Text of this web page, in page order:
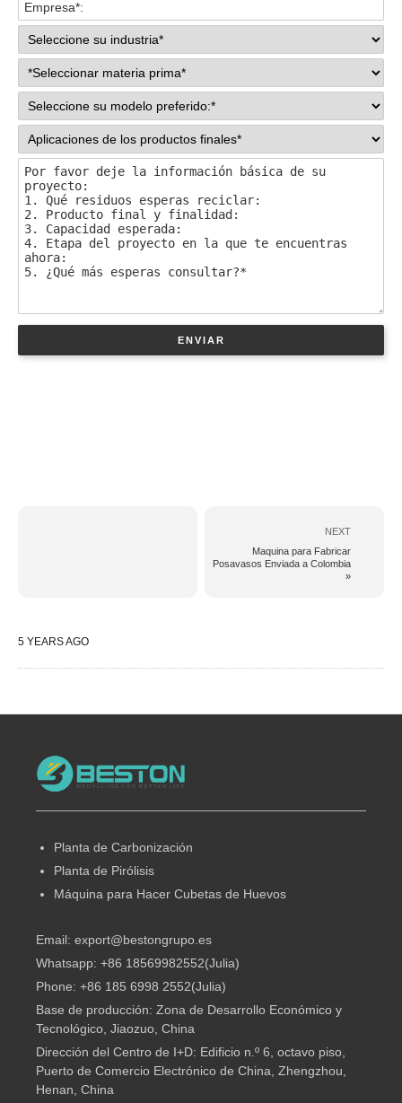
NEXT
Maquina para Fabricar
Posavasos Enviada a Colombia
»
5 YEARS AGO
Planta de Carbonización
Planta de Pirólisis
Máquina para Hacer Cubetas de Huevos
Email: export@bestongrupo.es
Whatsapp: +86 18569982552(Julia)
Phone: +86 185 6998 2552(Julia)
Base de producción: Zona de Desarrollo Económico y
Tecnológico, Jiaozuo, China
Dirección del Centro de I+D: Edificio n.º 6, octavo piso,
Puerto de Comercio Electrónico de China, Zhengzhou,
Henan, China